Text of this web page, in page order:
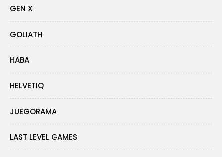
GEN X
GOLIATH
HABA
HELVETIQ
JUEGORAMA
LAST LEVEL GAMES